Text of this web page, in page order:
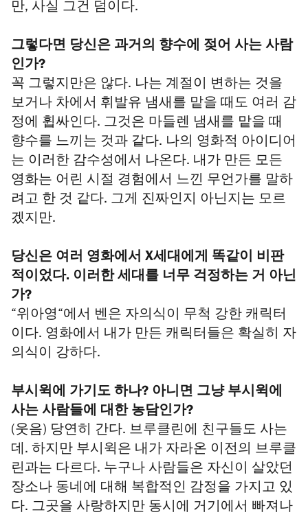
만, 사실 그건 덤이다.
그렇다면 당신은 과거의 향수에 젖어 사는 사람
인가?
꼭 그렇지만은 않다. 나는 계절이 변하는 것을
보거나 차에서 휘발유 냄새를 맡을 때도 여러 감
정에 휩싸인다. 그것은 마들렌 냄새를 맡을 때
향수를 느끼는 것과 같다. 나의 영화적 아이디어
는 이러한 감수성에서 나온다. 내가 만든 모든
영화는 어린 시절 경험에서 느낀 무언가를 말하
려고 한 것 같다. 그게 진짜인지 아닌지는 모르
겠지만.
당신은 여러 영화에서 X세대에게 똑같이 비판
적이었다. 이러한 세대를 너무 걱정하는 거 아닌
가?
“위아영“에서 벤은 자의식이 무척 강한 캐릭터
이다. 영화에서 내가 만든 캐릭터들은 확실히 자
의식이 강하다.
부시윅에 가기도 하나? 아니면 그냥 부시윅에
사는 사람들에 대한 농담인가?
(웃음) 당연히 간다. 브루클린에 친구들도 사는
데. 하지만 부시윅은 내가 자라온 이전의 브루클
린과는 다르다. 누구나 사람들은 자신이 살았던
장소나 동네에 대해 복합적인 감정을 가지고 있
다. 그곳을 사랑하지만 동시에 거기에서 빠져나